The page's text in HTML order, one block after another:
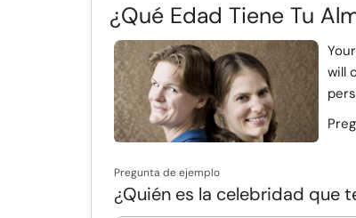
¿Qué Edad Tiene Tu
will
Pregunta de ejemplo
¿Quién es la celebridad que